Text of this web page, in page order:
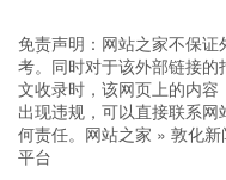
免责声明：网站之家不保
考。同时对于该外部链接
文收录时，该网页上的内
出现违规，可以直接联系
何责任。 网站之家 » 敦化
平台